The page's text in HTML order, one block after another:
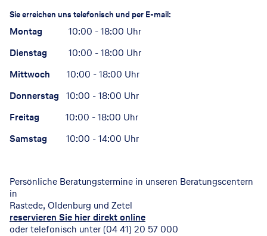
Sie erreichen uns telefonisch und per E-mail:
Montag 10:00 - 18:00 Uhr
Dienstag
10:00 - 18:00 Uhr
Mittwoch 10:00 - 18:00 Uhr
Donnerstag 10:00 - 18:00 Uhr
Freitag 10:00 - 18:00 Uhr
Samstag 10:00 - 14:00 Uhr
Persönliche Beratungstermine in unseren Beratungscentern
in
Rastede, Oldenburg und Zetel
reservieren Sie hier direkt online
oder telefonisch unter (04 41) 20 57 000